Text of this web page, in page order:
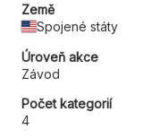
Země
Spojené státy
Úroveň akce
Závod
Počet kategorií
4